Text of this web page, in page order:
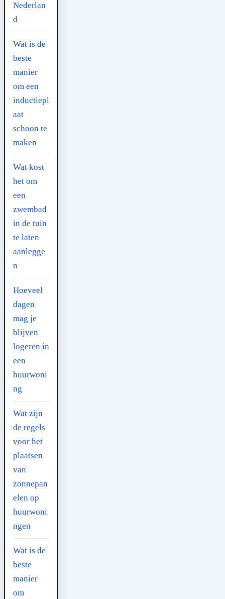
Nederlan
d
Wat is de
beste
manier
om een
inductiepl
aat
schoon te
maken
Wat kost
het om
een
zwembad
in de tuin
te laten
aanlegge
n
Hoeveel
dagen
mag je
blijven
logeren in
een
huurwoni
ng
Wat zijn
de regels
voor het
plaatsen
van
zonnepan
elen op
huurwoni
ngen
Wat is de
beste
manier
om